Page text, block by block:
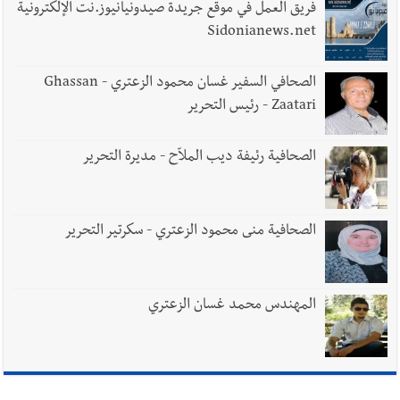
فريق العمل في موقع جريدة صيدونيانيوز.نت الإلكترونية
Sidonianews.net
الصحافي السفير غسان محمود الزعتري - Ghassan
Zaatari - رئيس التحرير
الصحافية رئيفة ديب الملاّح - مديرة التحرير
الصحافية منى محمود الزعتري - سكرتير التحرير
المهندس محمد غسان الزعتري